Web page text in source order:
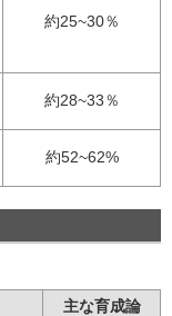
約25~30％
約28~33％
約52~62%
主な育成論